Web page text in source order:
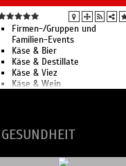
Firmen-/Gruppen und
Familien-Events
Käse & Bier
Käse & Destillate
Käse & Viez
Käse & Wein
GESUNDHEIT